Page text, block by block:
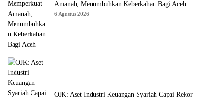
Amanah, Menumbuhkan Keberkahan Bagi Aceh
6 Agustus 2026
OJK: Aset Industri Keuangan Syariah Capai Rekor